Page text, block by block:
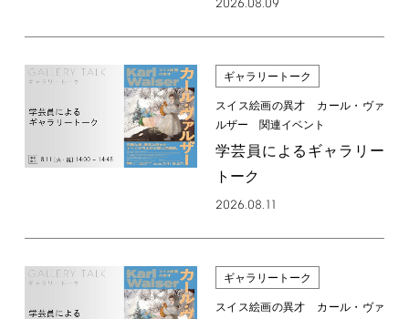
2026.08.09
ギャラリートーク
スイス絵画の異才 カール・ヴァ
ルザー 関連イベント
学芸員によるギャラリー
トーク
2026.08.11
ギャラリートーク
スイス絵画の異才 カール・ヴァ